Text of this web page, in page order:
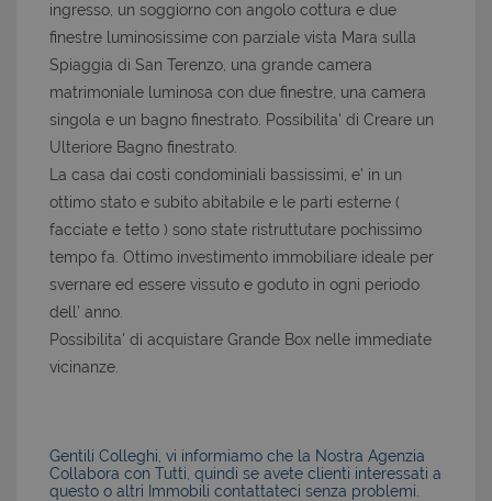
ingresso, un soggiorno con angolo cottura e due
finestre luminosissime con parziale vista Mara sulla
Spiaggia di San Terenzo, una grande camera
matrimoniale luminosa con due finestre, una camera
singola e un bagno finestrato. Possibilita' di Creare un
Ulteriore Bagno finestrato.
La casa dai costi condominiali bassissimi, e’ in un
ottimo stato e subito abitabile e le parti esterne (
facciate e tetto ) sono state ristruttutare pochissimo
tempo fa. Ottimo investimento immobiliare ideale per
svernare ed essere vissuto e goduto in ogni periodo
dell’ anno.
Possibilita' di acquistare Grande Box nelle immediate
vicinanze.
Gentili Colleghi, vi informiamo che la Nostra Agenzia
Collabora con Tutti, quindi se avete clienti interessati a
questo o altri Immobili contattateci senza problemi.